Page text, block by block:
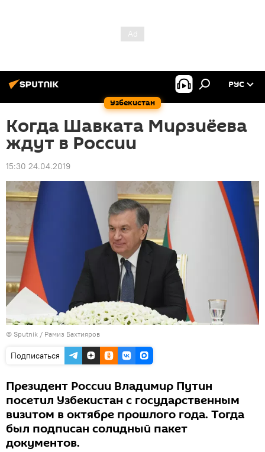
Узбекистан
РУС
Когда Шавката Мирзиёева
ждут в России
15:30 24.04.2019
© Sputnik / Рамиз Бахтияров
Подписаться
Президент России Владимир Путин
посетил Узбекистан с государственным
визитом в октябре прошлого года. Тогда
был подписан солидный пакет
документов.